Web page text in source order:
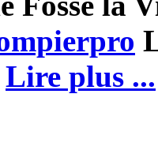
Lire plus ...